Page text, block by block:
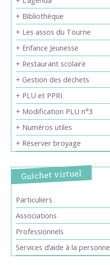
+ Bibliothèque
+ Les assos du Tourne
+ Enfance Jeunesse
+ Restaurant scolaire
+ Gestion des déchets
+ PLU et PPRI
+ Modification PLU n°3
+ Numéros utiles
+ Réserver broyage
Guichet virtuel
Particuliers
Associations
Professionnels
Services d’aide à la personne